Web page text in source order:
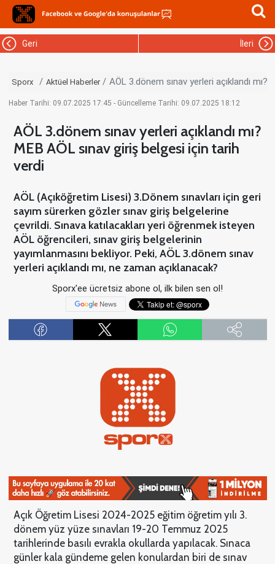
Geri İleri
Sporx Aktüel Haberler AÖL 3.dönem sınav yerleri açıklandı
Haber Tarihi: 09.07.2025 17:45 - Güncelleme Tarihi: 09.07.2025 18:12
AÖL 3.dönem sınav yerleri açıklandı mı?
MEB AÖL sınav giriş belgesi için tarih
verdi
AÖL (Açıköğretim Lisesi) 3.Dönem sınavları için geri
sayım sürerken gözler sınav giriş belgelerine
çevrildi. Sınava katılacakları yeri öğrenmek isteyen
AÖL öğrencileri, sınav giriş belgelerinin
yayımlanmasını bekliyor. Peki, AÖL 3.dönem sınav
yerleri açıklandı mı, ne zaman açıklanacak?
Sporx'ee ücretsiz abone ol, ilk bilen sen ol!
Açık Öğretim Lisesi 2024-2025 eğitim öğretim yılı 3.
dönem yüz yüze sınavları 19-20 Temmuz 2025
tarihlerinde basılı evrakla okullarda yapılacak. Sınaca
günler kala gündeme gelen konulardan biri de sınav